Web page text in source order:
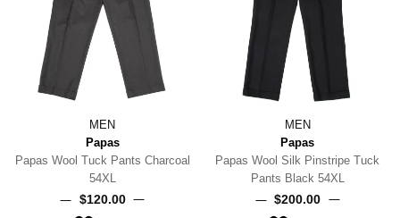
MEN
Papas
Papas Wool Tuck Pants Charcoal
54XL
$‌120.00
MEN
Papas
Papas Wool Silk Pinstripe Tuck
Pants Black 54XL
$‌200.00